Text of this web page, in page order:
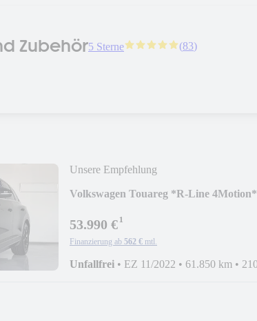
Zubehör5 Sterne (83)
Unsere Empfehlung
Volkswagen Touareg *R-Line
53.990 €¹
Finanzierung ab 562 € mtl.
Unfallfrei • EZ 11/2022 • 61.850 km •